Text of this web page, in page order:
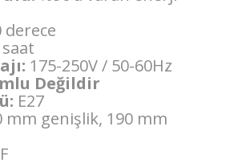
derece
175-250V / 50-60Hz
Değildir
E27
mm genişlik, 190 mm
F